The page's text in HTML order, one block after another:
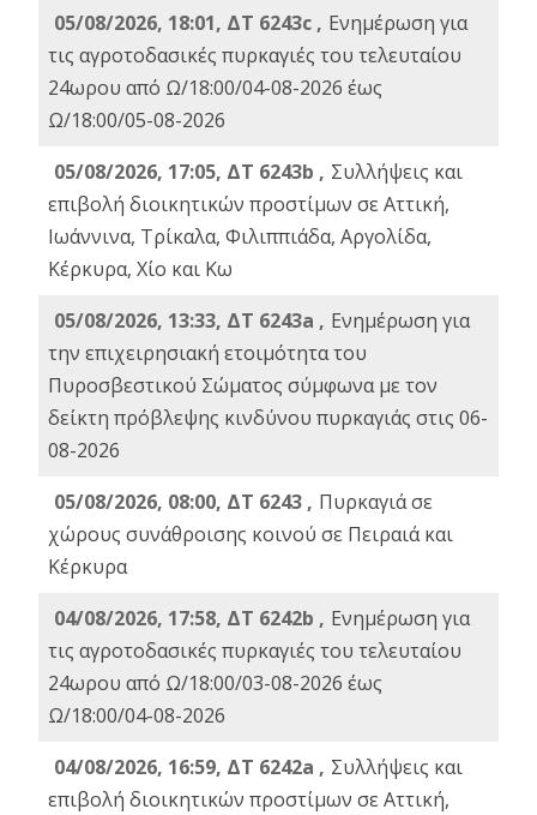
05/08/2026, 18:01, ΔΤ 6243c , Ενημέρωση για
τις αγροτοδασικές πυρκαγιές του τελευταίου
24ωρου από Ω/18:00/04-08-2026 έως
Ω/18:00/05-08-2026
05/08/2026, 17:05, ΔΤ 6243b , Συλλήψεις και
επιβολή διοικητικών προστίμων σε Αττική,
Ιωάννινα, Τρίκαλα, Φιλιππιάδα, Αργολίδα,
Κέρκυρα, Χίο και Κω
05/08/2026, 13:33, ΔΤ 6243a , Ενημέρωση για
την επιχειρησιακή ετοιμότητα του
Πυροσβεστικού Σώματος σύμφωνα με τον
δείκτη πρόβλεψης κινδύνου πυρκαγιάς στις 06-
08-2026
05/08/2026, 08:00, ΔΤ 6243 , Πυρκαγιά σε
χώρους συνάθροισης κοινού σε Πειραιά και
Κέρκυρα
04/08/2026, 17:58, ΔΤ 6242b , Ενημέρωση για
τις αγροτοδασικές πυρκαγιές του τελευταίου
24ωρου από Ω/18:00/03-08-2026 έως
Ω/18:00/04-08-2026
04/08/2026, 16:59, ΔΤ 6242a , Συλλήψεις και
επιβολή διοικητικών προστίμων σε Αττική,